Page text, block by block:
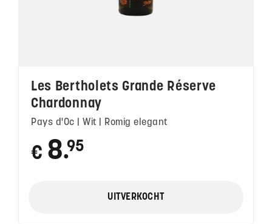
Les Bertholets Grande Réserve
Chardonnay
Pays d'Oc | Wit | Romig elegant
€ 8●
95
UITVERKOCHT